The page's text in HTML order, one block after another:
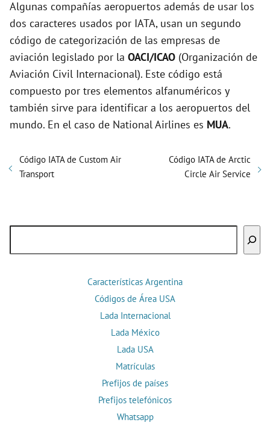
Algunas compañías aeropuertos además de usar los
dos caracteres usados por IATA, usan un segundo
código de categorización de las empresas de
aviación legislado por la OACI/ICAO (Organización de
Aviación Civil Internacional). Este código está
compuesto por tres elementos alfanuméricos y
también sirve para identificar a los aeropuertos del
mundo. En el caso de National Airlines es MUA.
Código IATA de Custom Air
Transport
Código IATA de Arctic
Circle Air Service
Características Argentina
Códigos de Área USA
Lada Internacional
Lada México
Lada USA
Matrículas
Prefijos de países
Prefijos telefónicos
Whatsapp